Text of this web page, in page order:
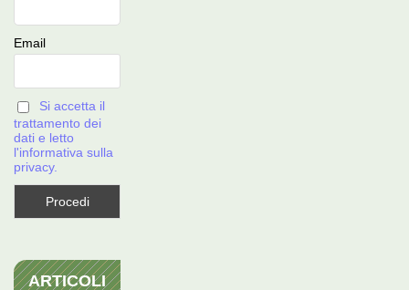
Email
Si accetta il
trattamento dei
dati e letto
l'informativa sulla
privacy.
ARTICOLI